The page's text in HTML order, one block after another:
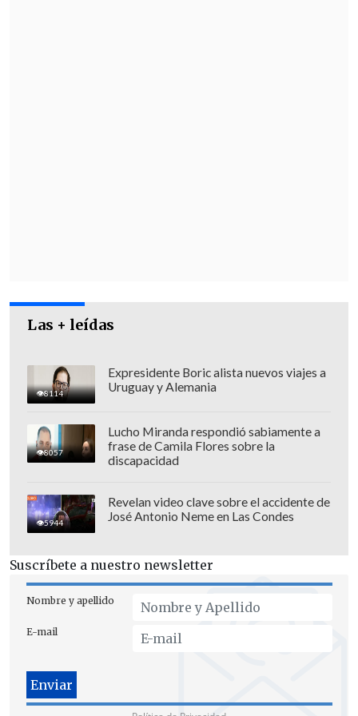
Las + leídas
8114
Expresidente Boric alista nuevos viajes a
Uruguay y Alemania
8057
Lucho Miranda respondió sabiamente a
frase de Camila Flores sobre la
discapacidad
5944
Revelan video clave sobre el accidente de
José Antonio Neme en Las Condes
Suscríbete a nuestro newsletter
Nombre y apellido
E-mail